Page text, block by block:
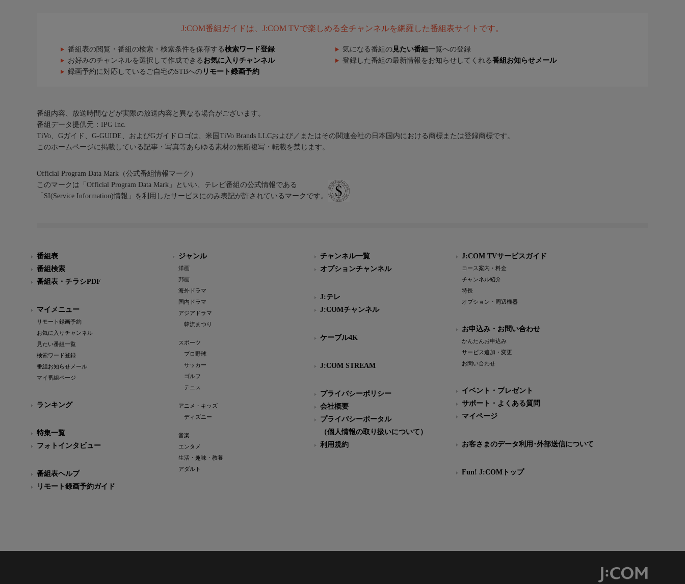
J:COM番組ガイドは、J:COM TVで楽しめる全チャンネルを網羅した番組表サイトです。
番組表の閲覧・番組の検索・検索条件を保存する検索ワード登録 気になる番組の 見たい番組 一覧への登録
お好みのチャンネルを選択して作成できる お気に入りチャンネル 登録した番組の最新情報をお知らせしてくれる番組お知らせメール
録画予約に対応しているご自宅のSTBへの リモート録画予約
番組内容、放送時間などが実際の放送内容と異なる場合がございます。
番組データ提供元：IPG Inc.
TiVo、Gガイド、G-GUIDE、およびGガイドロゴは、米国TiVo Brands LLCおよび／またはその関連会社の日本国内における商標または登録商標です。
このホームページに掲載している記事・写真等あらゆる素材の無断複写・転載を禁じます。
Official Program Data Mark（公式番組情報マーク）
このマークは「Official Program Data Mark」といい、テレビ番組の公式情報である
「SI(Service Information)情報」を利用したサービスにのみ表記が許されているマークです。
番組表
番組検索
番組表・チラシPDF
マイメニュー
リモート録画予約
お気に入りチャンネル
見たい番組一覧
検索ワード登録
番組お知らせメール
マイ番組ページ
ランキング
特集一覧
フォトインタビュー
番組表ヘルプ
リモート録画予約ガイド
ジャンル
洋画
邦画
海外ドラマ
国内ドラマ
アジアドラマ
韓流まつり
スポーツ
プロ野球
サッカー
ゴルフ
テニス
アニメ・キッズ
ディズニー
音楽
エンタメ
生活・趣味・教養
アダルト
チャンネル一覧
オプションチャンネル
J:テレ
J:COMチャンネル
ケーブル4K
J:COM STREAM
プライバシーポリシー
会社概要
プライバシーポータル
（個人情報の取り扱いについて）
利用規約
J:COM TVサービスガイド
コース案内・料金
チャンネル紹介
特長
オプション・周辺機器
お申込み・お問い合わせ
かんたんお申込み
サービス追加・変更
お問い合わせ
イベント・プレゼント
サポート・よくある質問
マイページ
お客さまのデータ利用･外部送信について
Fun! J:COMトップ